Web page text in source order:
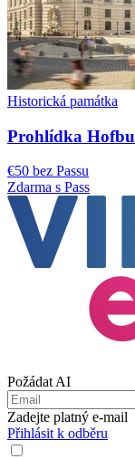
Historická památka
Prohlídka
€50 bez Passu
Zdarma s Pass
Požádat AI
Zadejte platný e-mail
Přihlásit k odběru